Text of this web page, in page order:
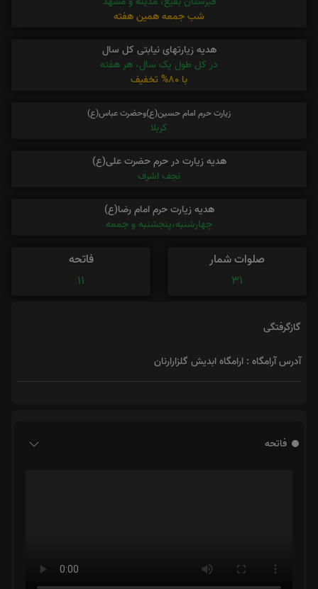
شب جمعه همین هفته
هدیه زیارتهای نیابتی کل سال
در کل طول یک سال، هر هفته
با 80% تخفیف
زیارت حرم امام حسین(ع)وحضرت عباس(ع)
کربلا
هدیه زیارت در حرم حضرت علی(ع)
نجف اشرف
هدیه زیارت حرم امام رضا(ع)
چهارشنبه،پنجشنبه و جمعه
صلوات شمار
31
فاتحه
11
گازگرفتگی
آدرس آرامگاه : ارامگاه ابدیش گلزارارنان
فاتحه